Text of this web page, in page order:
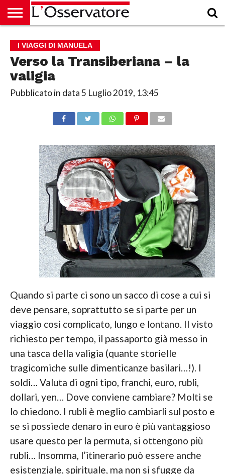
CULTURA
ECONOMIA
RUBRICHE
ARCHIVIO
PODCAST
ABBONAMENTO
CHI
SIAMO
ACCEDI
I VIAGGI DI MANUELA
Verso la Transiberiana – la
valigia
Pubblicato in data5 Luglio 2019, 13:45
Quando si parte ci sono un sacco di cose a cui si
deve pensare, soprattutto se si parte per un
viaggio così complicato, lungo e lontano. Il visto
richiesto per tempo, il passaporto già messo in
una tasca della valigia (quante storielle
tragicomiche sulle dimenticanze basilari…!). I
soldi… Valuta di ogni tipo, franchi, euro, rubli,
dollari, yen… Dove conviene cambiare? Molti se
lo chiedono. I rubli è meglio cambiarli sul posto e
se si possiede denaro in euro è più vantaggioso
usare questo per la permuta, si ottengono più
rubli… Insomma, l’itinerario può essere anche
esistenziale, spirituale, ma non si sfugge da